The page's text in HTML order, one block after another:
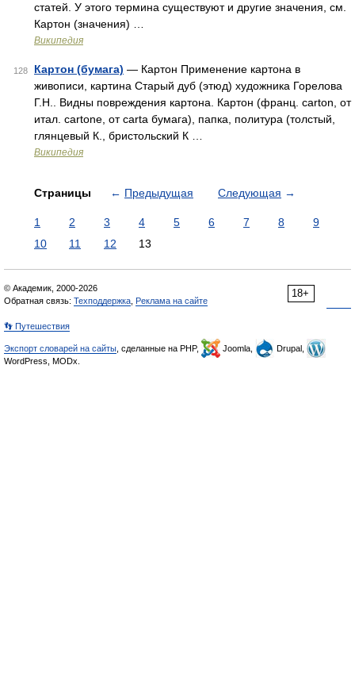
статей. У этого термина существуют и другие значения, см.
Картон (значения) …
Википедия
128 Картон (бумага) — Картон Применение картона в
живописи, картина Старый дуб (этюд) художника Горелова
Г.Н.. Видны повреждения картона. Картон (франц. carton, от
итал. cartone, от carta бумага), папка, политура (толстый,
глянцевый К., бристольский К …
Википедия
Страницы ← Предыдущая Следующая →
1 2 3 4 5 6 7 8
9
10
11 12 13
18+
© Академик, 2000-2026
Обратная связь: Техподдержка Реклама на сайте
👣 Путешествия
Экспорт словарей на сайты , сделанные на PHP, Joomla,
Drupal,
WordPress, MODx.